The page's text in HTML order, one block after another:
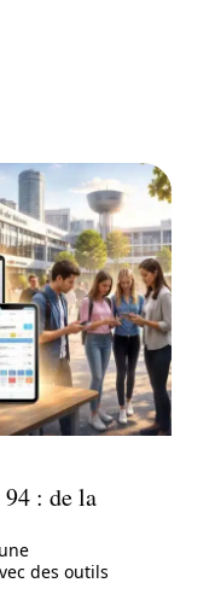
94 : de la
des outils